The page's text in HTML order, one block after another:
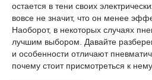
остается в тени своих
вовсе не значит, что он менее
Наоборот, в некоторых случаях
лучшим выбором. Давайте
и особенности отличают
почему стоит присмотреться к